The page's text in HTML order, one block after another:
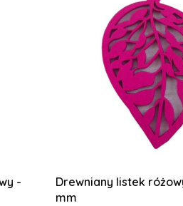
-
Drewniany listek
mm